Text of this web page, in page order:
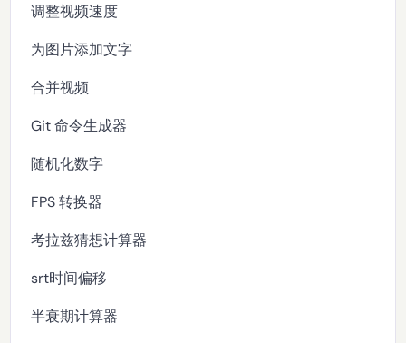
调整视频速度
为图片添加文字
合并视频
Git 命令生成器
随机化数字
FPS 转换器
考拉兹猜想计算器
srt时间偏移
半衰期计算器